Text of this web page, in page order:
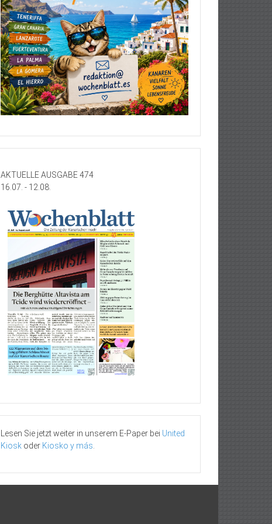
AKTUELLE AUSGABE 474
16.07. - 12.08.
Lesen Sie jetzt weiter in unserem E-Paper bei United
Kiosk oder Kiosko y más